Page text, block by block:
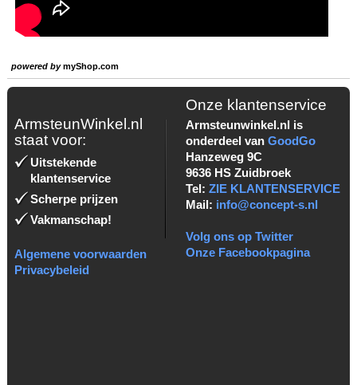
powered bymyShop.com
ArmsteunWinkel.nl
staat voor:
Uitstekende
klantenservice
Scherpe prijzen
Vakmanschap!
Algemene voorwaarden
Privacybeleid
Onze klantenservice
Armsteunwinkel.nl is
onderdeel van GoodGo
Hanzeweg 9C
9636 HS Zuidbroek
Tel: ZIE KLANTENSERVICE
Mail: info@concept-s.nl
Volg ons op Twitter
Onze Facebookpagina